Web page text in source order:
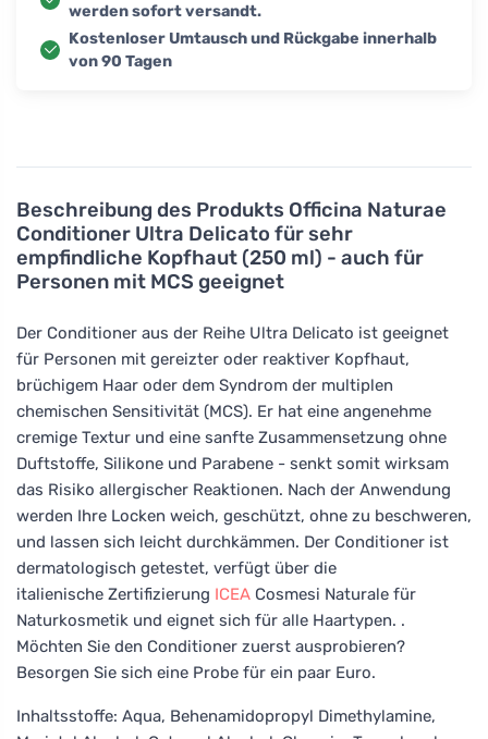
Beschreibung des Produkts Officina Naturae
Conditioner Ultra Delicato für sehr
empfindliche Kopfhaut (250 ml) - auch für
Personen mit MCS geeignet
Der Conditioner aus der Reihe Ultra Delicato ist geeignet
für Personen mit gereizter oder reaktiver Kopfhaut,
brüchigem Haar oder dem Syndrom der multiplen
chemischen Sensitivität (MCS). Er hat eine angenehme
cremige Textur und eine sanfte Zusammensetzung ohne
Duftstoffe, Silikone und Parabene - senkt somit wirksam
das Risiko allergischer Reaktionen. Nach der Anwendung
werden Ihre Locken weich, geschützt, ohne zu beschweren,
und lassen sich leicht durchkämmen. Der Conditioner ist
dermatologisch getestet, verfügt über die
italienische Zertifizierung ICEA Cosmesi Naturale für
Naturkosmetik und eignet sich für alle Haartypen. .
Möchten Sie den Conditioner zuerst ausprobieren?
Besorgen Sie sich eine Probe für ein paar Euro.
Inhaltsstoffe: Aqua, Behenamidopropyl Dimethylamine,
werden sofort versandt.
Kostenloser Umtausch und Rückgabe innerhalb
von 90 Tagen